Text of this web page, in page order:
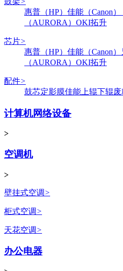
惠普（HP） 佳能（Canon）
（AURORA） OKI拓升
芯片>
惠普（HP） 佳能（Canon）
（AURORA） OKI拓升
配件>
鼓芯定影膜佳能 上辊下辊
计算机网络设备
>
空调机
>
壁挂式空调>
柜式空调>
天花空调>
办公电器